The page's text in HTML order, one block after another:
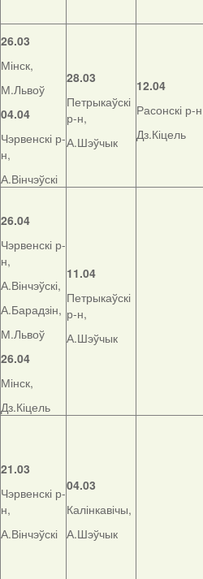
26.03
Мінск,
М.Львоў
04.04
Чэрвенскі р-
н,
А.Вінчэўскі
28.03
Петрыкаўскі
р-н,
А.Шэўчык
12.04
Расонскі р-
Дз.Кіцель
26.04
Чэрвенскі р-
н,
А.Вінчэўскі,
А.Барадзін,
М.Львоў
26.04
Мінск,
Дз.Кіцель
11.04
Петрыкаўскі
р-н,
А.Шэўчык
21.03
Чэрвенскі р-
н,
А.Вінчэўскі
04.03
Калінкавічы,
А.Шэўчык